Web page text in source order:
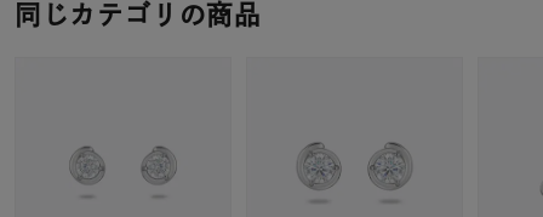
同じカテゴリの商品